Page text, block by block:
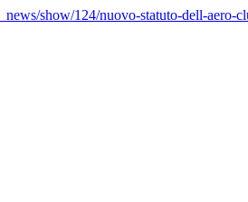
show/124/nuovo-statuto-dell-aero-